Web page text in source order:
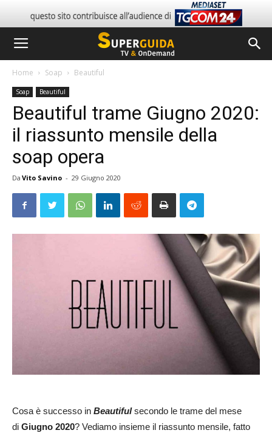
Home Soap Beautiful
Soap Beautiful
Beautiful trame Giugno 2020:
il riassunto mensile della
soap opera
Da Vito Savino - 29 Giugno 2020
Cosa è successo in Beautiful secondo le trame del mese
di Giugno 2020? Vediamo insieme il riassunto mensile, fatto